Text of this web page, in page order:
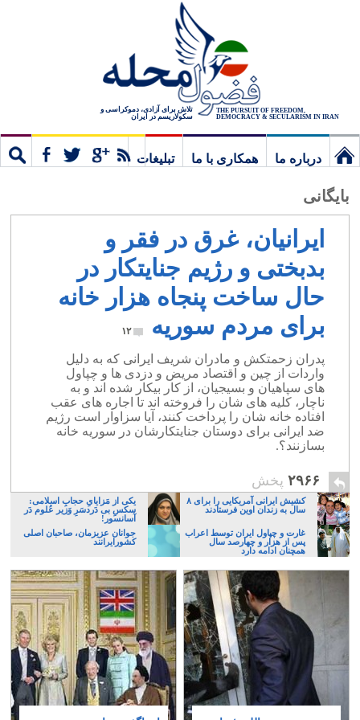
THE PURSUIT OF FREEDOM,
DEMOCRACY & SECULARISM IN IRAN
تلاش برای آزادی، دموکراسی و
سکولاریسم در ایران
درباره ما همکاری با ما
تبلیغات
بایگانی
ایرانیان، غرق در فقر و
بدبختی و رژیم جنایتکار در
حال ساخت پنجاه هزار خانه
برای مردم سوریه
۱۲
پدران زحمتکش و مادران شریف ایرانی که به دلیل
واردات از چین و اقتصاد مریض و دزدی ها و چپاول
های سپاهیان و بسیجیان، از کار بیکار شده اند و به
ناچار، کلیه های شان را فروخته اند تا اجاره های عقب
افتاده خانه شان را پرداخت کنند، آیا سزاوار است رژیم
ضد ایرانی برای دوستان جنایتکارشان در سوریه خانه
بسازنند؟.
۲۹۶۶ پخش
کشیش ایرانی آمریکایی را برای ۸
سال به زندان اوین فرستادند
یکی از مَزایایِ حجابِ اسلامی:
سکسِ بی دَردسَرِ وَزیر عُلوم دَر
آسانسور!
غارت و چپاول ایران توسط اعراب
پس از هزار و چهارصد سال
همچنان ادامه دارد
جوانان عزیزمان، صاحبان اصلی
کشورایرانند